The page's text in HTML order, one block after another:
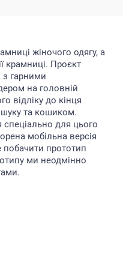
жіночого одягу, а
крамниці. Проєкт
гарними
на головній
відліку до кінця
та кошиком.
спеціально для цього
мобільна версія
прототип
ми неодмінно